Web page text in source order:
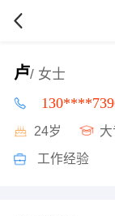
卢/ 女士
24岁 大
工作经验